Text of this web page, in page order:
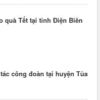
quà Tết tại tỉnh Điện Biên
công đoàn tại huyện Tủa